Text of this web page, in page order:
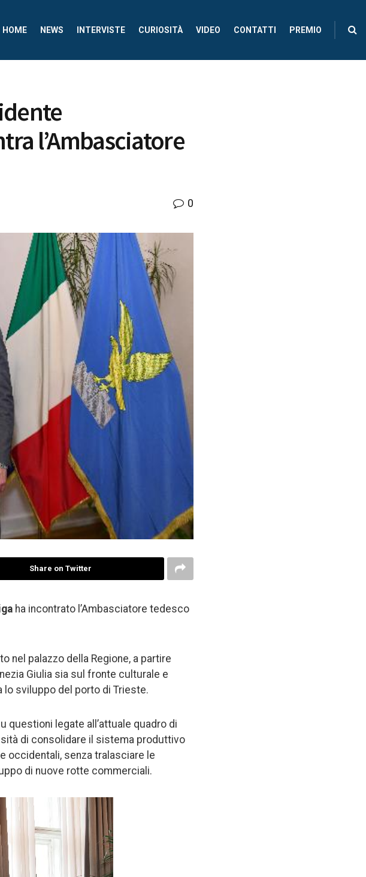
HOME NEWS INTERVISTE CURIOSITÀ VIDEO CONTATTI PREMIO
l’Ambasciatore
0
Share on Twitter
ha incontrato l’Ambasciatore tedesco
nel palazzo della Regione, a partire
Giulia sia sul fronte culturale e
sviluppo del porto di Trieste.
questioni legate all’attuale quadro di
di consolidare il sistema produttivo
occidentali, senza tralasciare le
di nuove rotte commerciali.